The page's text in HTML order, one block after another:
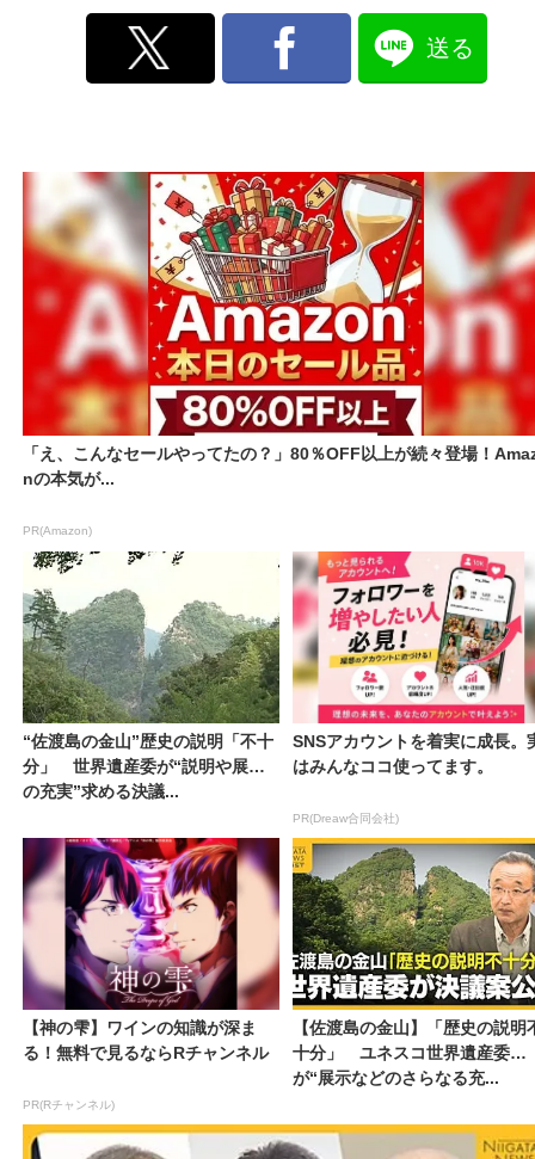
送る
「え、こんなセールやってたの？」80％OFF以上が続々登場！
nの本気が...
PR(Amazon)
“佐渡島の金山”歴史の説明「不十
分」 世界遺産委が“説明や展示
の充実”求める決議...
SNSアカウントを着実に成長。
はみんなココ使ってます。
PR(Dreaw合同会社)
【神の雫】ワインの知識が深ま
る！無料で見るならRチャンネル
PR(Rチャンネル)
【佐渡島の金山】「歴史の説明
十分」 ユネスコ世界遺産委
が“展示などのさらなる充...